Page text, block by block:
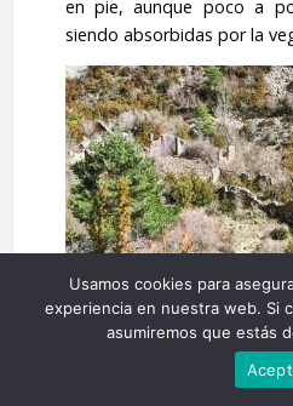
en pie, aunque poco a
siendo absorbidas por la
13:13 Ruinas de las viviendas
trabajadores
Usamos cookies para
experiencia en nuestra web. Si
asumiremos que estás